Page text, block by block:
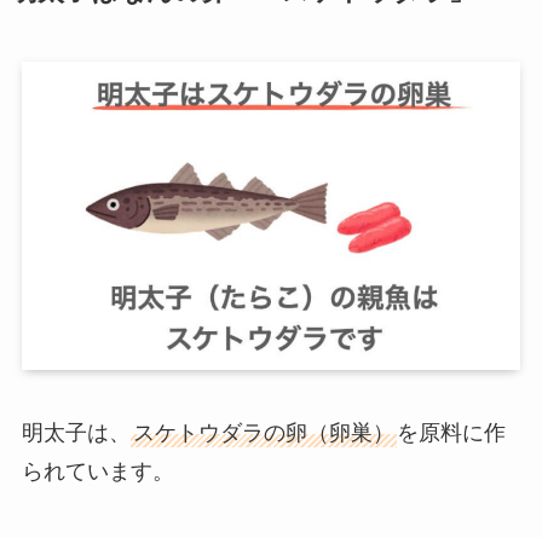
明太子は、 スケトウダラの卵（卵巣）を原料に作
られています。